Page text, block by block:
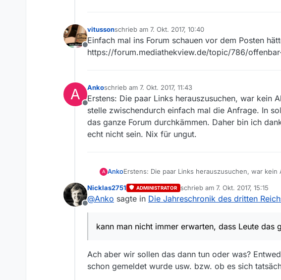
Offline
vitussonschrieb am 7. Okt. 2017, 10:40
zuletzt editiert von
Einfach mal ins Forum schauen vor dem Posten
https://forum.mediathekview.de/topic/786/
A
Offline
Ankoschrieb am 7. Okt. 2017, 11:43
zuletzt editiert von
Erstens: Die paar Links herauszusuchen, war kein
stelle zwischendurch einfach mal die Anfrage. In
das ganze Forum durchkämmen. Daher bin ich
echt nicht sein. Nix für ungut.
A AnkoErstens: Die paar Links herauszusuchen, war
durchkämmen. Daher bin ich dankbar für den
Offline
Nicklas2751 ADMINISTRATOR schrieb am 7. Okt. 2017, 15:15
zuletzt editiert von
@Anko sagte in Die Jahreschronik des dritten
kann man nicht immer erwarten, dass Leute das
Ach aber wir sollen das dann tun oder was?
schon gemeldet wurde usw. bzw. ob es sich